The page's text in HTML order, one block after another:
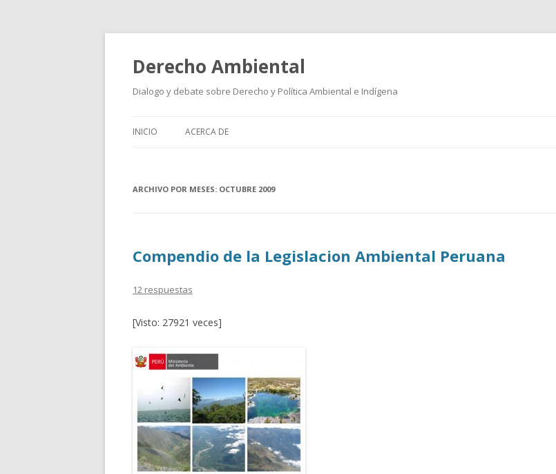
Derecho Ambiental
Dialogo y debate sobre Derecho y Política Ambiental e Indígena
INICIO ACERCA DE
ARCHIVO POR MESES: OCTUBRE 2009
Compendio de la Legislacion Ambiental Peruana
12 respuestas
[Visto: 27921 veces]